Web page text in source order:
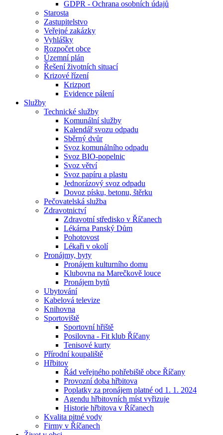
GDPR - Ochrana osobních údajů
Starosta
Zastupitelstvo
Veřejné zakázky
Vyhlášky
Rozpočet obce
Územní plán
Řešení životních situací
Krizové řízení
Krizport
Evidence pálení
Služby
Technické služby
Komunální služby
Kalendář svozu odpadu
Sběrný dvůr
Svoz komunálního odpadu
Svoz BIO-popelnic
Svoz větví
Svoz papíru a plastu
Jednorázový svoz odpadu
Dovoz písku, betonu, štěrku
Pečovatelská služba
Zdravotnictví
Zdravotní středisko v Říčanech
Lékárna Panský Dům
Pohotovost
Lékaři v okolí
Pronájmy, byty
Pronájem kulturního domu
Klubovna na Marečkově louce
Pronájem bytů
Ubytování
Kabelová televize
Knihovna
Sportoviště
Sportovní hřiště
Posilovna - Fit klub Říčany
Tenisové kurty
Přírodní koupaliště
Hřbitov
Řád veřejného pohřebiště obce Říčany
Provozní doba hřbitova
Poplatky za pronájem platné od 1. 1. 2024
Agendu hřbitovních míst vyřizuje
Historie hřbitova v Říčanech
Kvalita pitné vody
Firmy v Říčanech